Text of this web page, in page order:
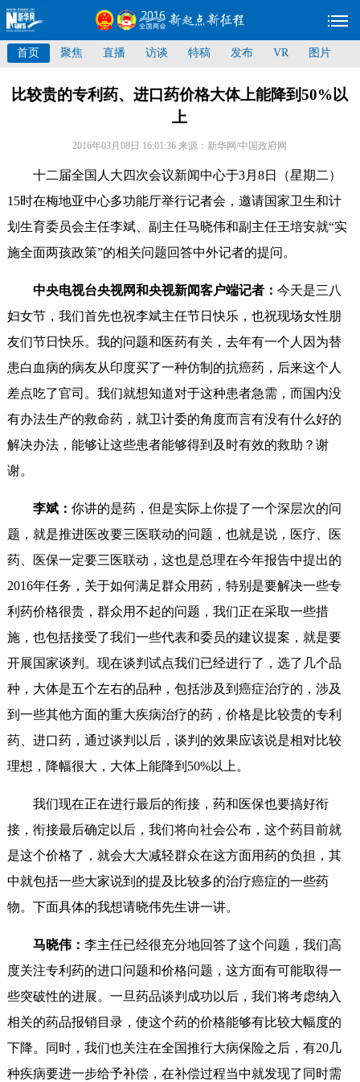
首页 聚焦 直播 访谈 特稿 发布 VR 图片
比较贵的专利药、进口药价格大体上能降到50%以
上
2016年03月08日 16:01:36来源：新华网/中国政府网
十二届全国人大四次会议新闻中心于3月8日（星期二）
15时在梅地亚中心多功能厅举行记者会，邀请国家卫生和计
划生育委员会主任李斌、副主任马晓伟和副主任王培安就“实
施全面两孩政策”的相关问题回答中外记者的提问。
中央电视台央视网和央视新闻客户端记者： 今天是三八
妇女节，我们首先也祝李斌主任节日快乐，也祝现场女性朋
友们节日快乐。我的问题和医药有关，去年有一个人因为替
患白血病的病友从印度买了一种仿制的抗癌药，后来这个人
差点吃了官司。我们就想知道对于这种患者急需，而国内没
有办法生产的救命药，就卫计委的角度而言有没有什么好的
解决办法，能够让这些患者能够得到及时有效的救助？谢
谢。
李斌： 你讲的是药，但是实际上你提了一个深层次的问
题，就是推进医改要三医联动的问题，也就是说，医疗、医
药、医保一定要三医联动，这也是总理在今年报告中提出的
2016年任务，关于如何满足群众用药，特别是要解决一些专
利药价格很贵，群众用不起的问题，我们正在采取一些措
施，也包括接受了我们一些代表和委员的建议提案，就是要
开展国家谈判。现在谈判试点我们已经进行了，选了几个品
种，大体是五个左右的品种，包括涉及到癌症治疗的，涉及
到一些其他方面的重大疾病治疗的药，价格是比较贵的专利
药、进口药，通过谈判以后，谈判的效果应该说是相对比较
理想，降幅很大，大体上能降到50%以上。
我们现在正在进行最后的衔接，药和医保也要搞好衔
接，衔接最后确定以后，我们将向社会公布，这个药目前就
是这个价格了，就会大大减轻群众在这方面用药的负担，其
中就包括一些大家说到的提及比较多的治疗癌症的一些药
物。下面具体的我想请晓伟先生讲一讲。
马晓伟： 李主任已经很充分地回答了这个问题，我们高
度关注专利药的进口问题和价格问题，这方面有可能取得一
些突破性的进展。一旦药品谈判成功以后，我们将考虑纳入
相关的药品报销目录，使这个药的价格能够有比较大幅度的
下降。同时，我们也关注在全国推行大病保险之后，有20几
种疾病要进一步给予补偿，在补偿过程当中就发现了同时需